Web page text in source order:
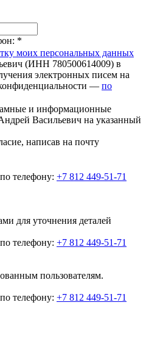
*
моих персональных данных
(ИНН 780500614009) в
электронных писем на
— по
и информационные
Васильевич на указанный
написав на почту
телефону: +7 812 449-51-71
для уточнения деталей
телефону: +7 812 449-51-71
пользователям.
телефону: +7 812 449-51-71